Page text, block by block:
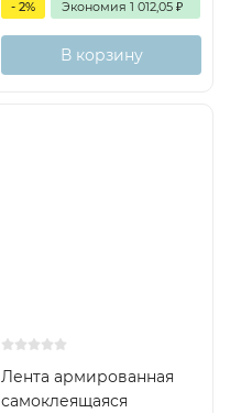
- 2% Экономия 1 012,05 ₽
В корзину
Лента армированная
самоклеящаяся